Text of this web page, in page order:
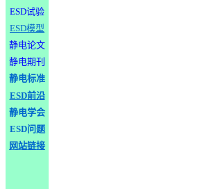
ESD试验
ESD模型
静电论文
静电期刊
静电标准
ESD前沿
静电学会
ESD问题
网站链接